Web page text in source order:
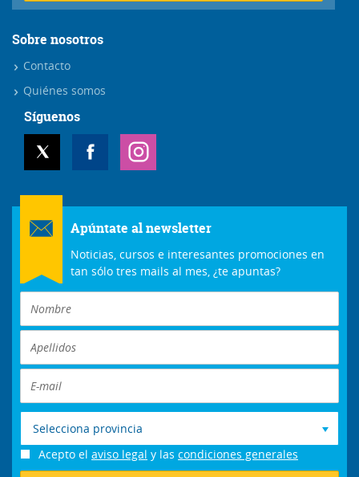
Sobre nosotros
Contacto
Quiénes somos
Síguenos
Apúntate al newsletter
Noticias, cursos e interesantes promociones en
tan sólo tres mails al mes, ¿te apuntas?
Selecciona provincia
Acepto el aviso legal y las condiciones generales